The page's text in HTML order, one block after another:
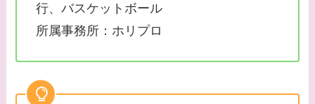
行、バスケットボール
所属事務所：ホリプロ